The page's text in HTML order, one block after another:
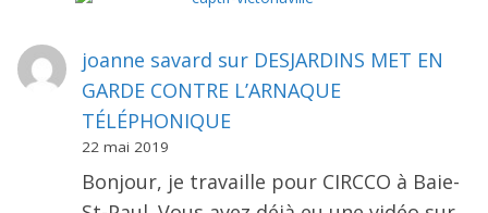
joanne savard sur DESJARDINS MET EN
GARDE CONTRE L’ARNAQUE
TÉLÉPHONIQUE
22 mai 2019
Bonjour, je travaille pour CIRCCO à Baie-